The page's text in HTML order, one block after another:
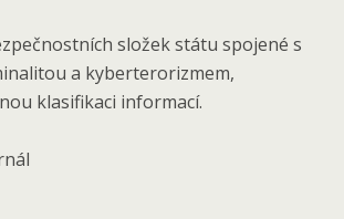
složek státu spojené s
a kyberterorizmem,
klasifikaci informací.